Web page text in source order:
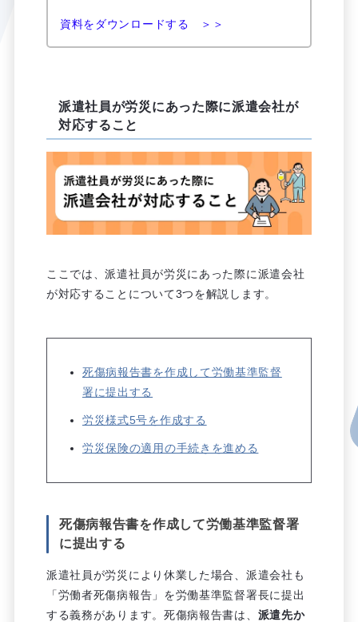
資料をダウンロードする ＞＞
派遣社員が労災にあった際に派遣会社が
対応すること
ここでは、派遣社員が労災にあった際に派遣会社
が対応することについて3つを解説します。
死傷病報告書を作成して労働基準監督
署に提出する
労災様式5号を作成する
労災保険の適用の手続きを進める
死傷病報告書を作成して労働基準監督署
に提出する
派遣社員が労災により休業した場合、派遣会社も
「労働者死傷病報告」を労働基準監督署長に提出
する義務があります。死傷病報告書は、 派遣先か